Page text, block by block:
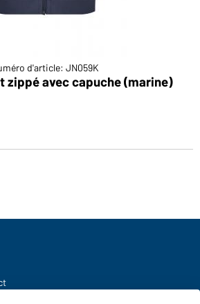
d'article: JN059K
zippé avec capuche (marine)